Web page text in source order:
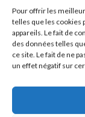
Pour offrir les
telles que les cookies
appareils. Le fait de
des données telles
ce site. Le fait de ne
un effet négatif sur
DETENNIS